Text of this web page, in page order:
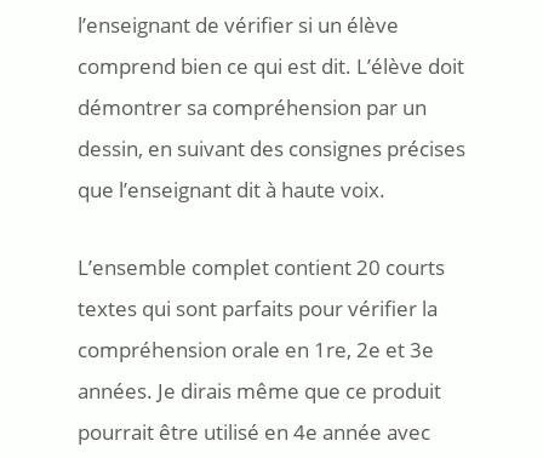
l’enseignant de vérifier si un élève
comprend bien ce qui est dit. L’élève doit
démontrer sa compréhension par un
dessin, en suivant des consignes précises
que l’enseignant dit à haute voix.
L’ensemble complet contient 20 courts
textes qui sont parfaits pour vérifier la
compréhension orale en 1re, 2e et 3e
années. Je dirais même que ce produit
pourrait être utilisé en 4e année avec